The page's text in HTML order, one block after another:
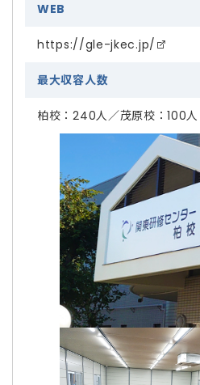
WEB
https://gle-jkec.jp/
最大収容人数
柏校：240人／茂原校：100人